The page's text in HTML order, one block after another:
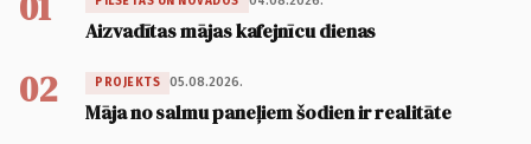
Aizvadītas mājas kafejnīcu dienas
02 PROJEKTS 05.08.2026.
Māja no salmu paneļiem šodien ir realitāte